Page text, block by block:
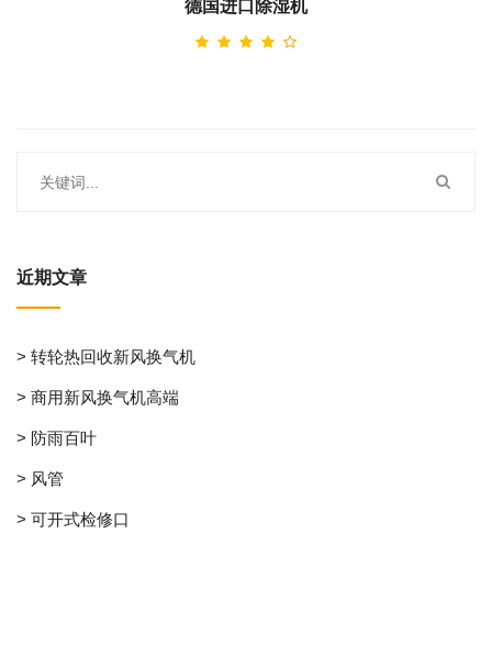
德国进口除湿机
近期文章
> 转轮热回收新风换气机
> 商用新风换气机高端
> 防雨百叶
> 风管
> 可开式检修口